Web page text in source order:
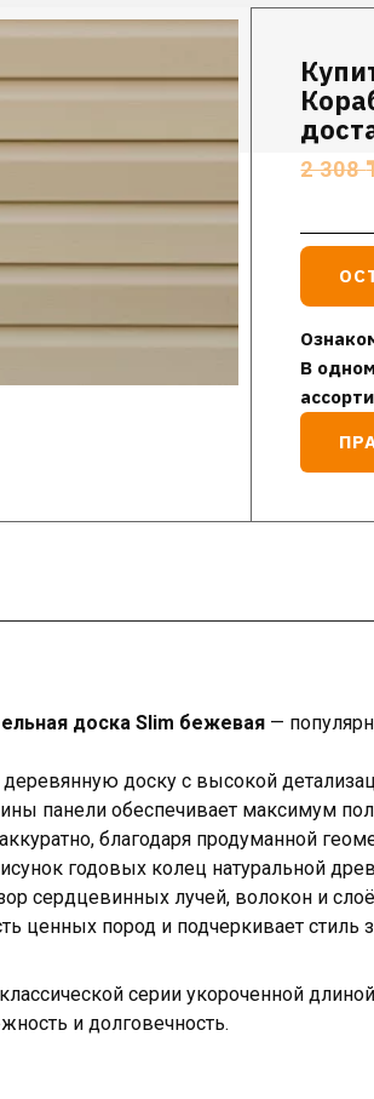
2 308
В
доска Slim бежевая —
доску с высокой
панели обеспечивает максимум
благодаря продуманной
годовых колец натуральной
сердцевинных лучей, волокон и
ценных пород и подчеркивает стиль
серии укороченной
и долговечность.